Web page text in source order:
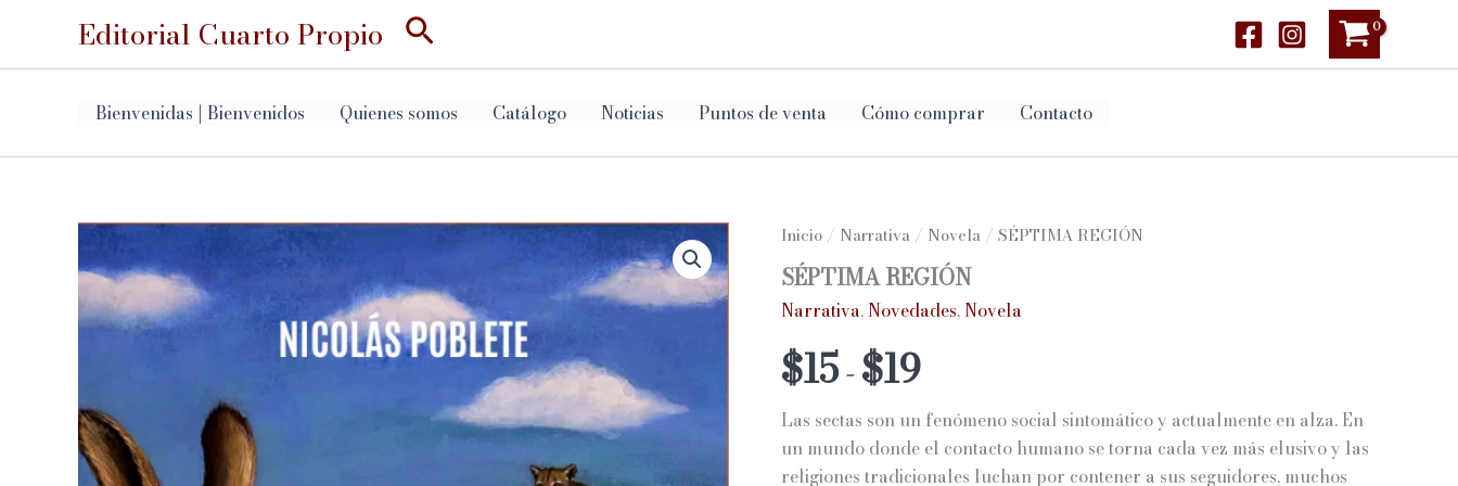
contenido
Editorial Cuarto Propio Buscar
Bienvenidas | Bienvenidos Quienes somos Catálogo Noticias Puntos de venta Cómo comprar Contacto
Inicio / Narrativa / Novela / SÉPTIMA REGIÓN
SÉPTIMA REGIÓN
Narrativa,Novedades,Novela
$15-$19Rango
precios:
Las sectas son un fenómeno social sintomático y actualmente en alza. En
un mundo donde el contacto humano se torna cada vez más elusivo y las
religiones tradicionales luchan por contener a sus seguidores, muchos